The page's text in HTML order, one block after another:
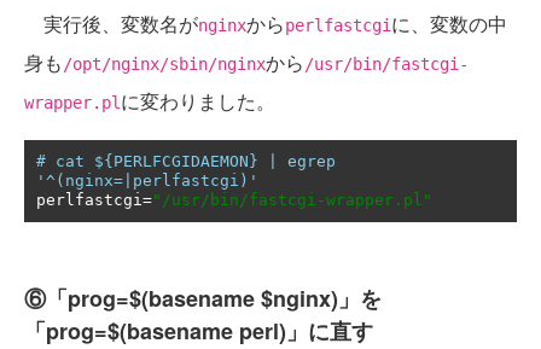
実行後、変数名がnginxからperlfastcgiに、変数の中
身も/opt/nginx/sbin/nginxから/usr/bin/fastcgi-
wrapper.plに変わりました。
# cat ${PERLFCGIDAEMON} | egrep
'^(nginx=|perlfastcgi)'
perlfastcgi="/usr/bin/fastcgi-wrapper.pl"
⑥「prog=$(basename $nginx)」を
「prog=$(basename perl)」に直す